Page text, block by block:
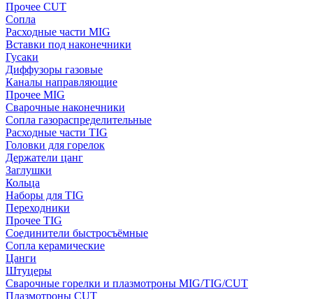
Прочее CUT
Сопла
Расходные части MIG
Вставки под наконечники
Гусаки
Диффузоры газовые
Каналы направляющие
Прочее MIG
Сварочные наконечники
Сопла газораспределительные
Расходные части TIG
Головки для горелок
Держатели цанг
Заглушки
Кольца
Наборы для TIG
Переходники
Прочее TIG
Соединители быстросъёмные
Сопла керамические
Цанги
Штуцеры
Сварочные горелки и плазмотроны MIG/TIG/CUT
Плазмотроны CUT